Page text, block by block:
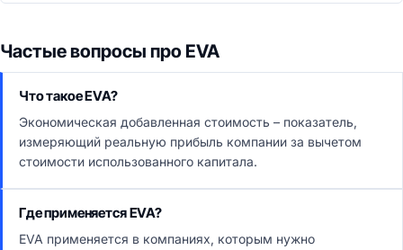
Частые вопросы про EVA
Что такое EVA?
Экономическая добавленная стоимость – показатель,
измеряющий реальную прибыль компании за вычетом
стоимости использованного капитала.
Где применяется EVA?
EVA применяется в компаниях, которым нужно